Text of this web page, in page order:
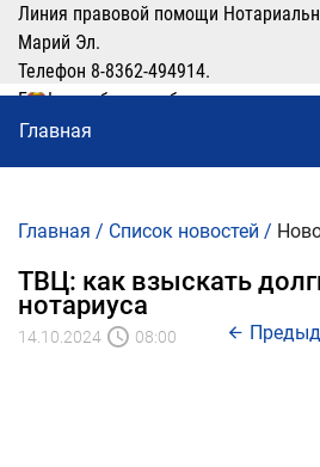
Линия правовой помощи
Марий Эл.
Телефон 8-8362-494914.
График работы: рабочие дни
16:00, перерыв 12:00-13:00
Главная
Главная / Список новостей /
ТВЦ: как взыскать
нотариуса
14.10.2024 08:00